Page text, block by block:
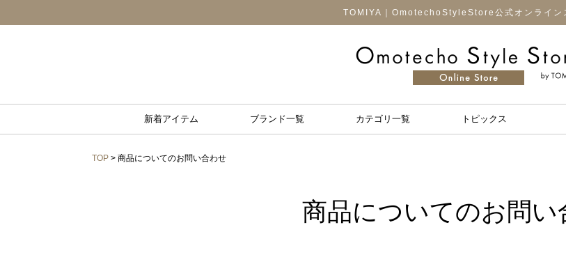
TOMIYA｜OmotechoStyleStore公式オンライン
新着アイテム ブランド一覧 カテゴリ一覧 トピックス
TOP > 商品についてのお問い合わせ
商品についてのお問い